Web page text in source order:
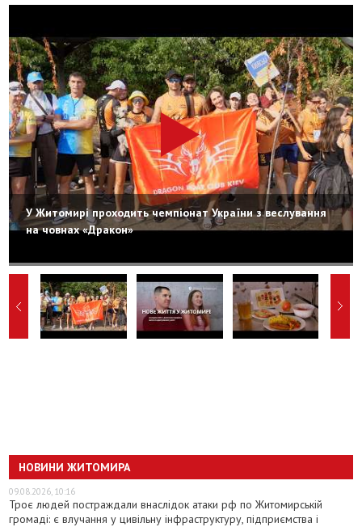
У Житомирі проходить чемпіонат України з веслування
на човнах «Дракон»
НОВИНИ ЖИТОМИРА
09.08.2026, 10:16
Троє людей постраждали внаслідок атаки рф по Житомирській
громаді: є влучання у цивільну інфраструктуру, підприємства і